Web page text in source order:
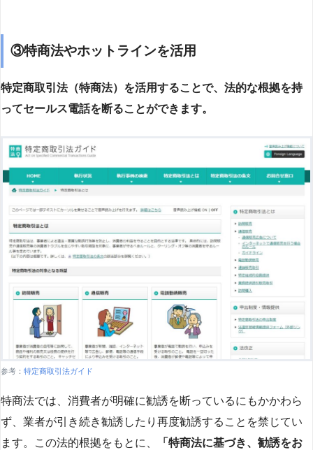
③特商法やホットラインを活用
特定商取引法（特商法）を活用することで、法的な根拠を持
ってセールス電話を断ることができます。
参考： 特定商取引法ガイド
特商法では、消費者が明確に勧誘を断っているにもかかわら
ず、業者が引き続き勧誘したり再度勧誘することを禁じてい
ます。この法的根拠をもとに、
「特商法に基づき、勧誘をお